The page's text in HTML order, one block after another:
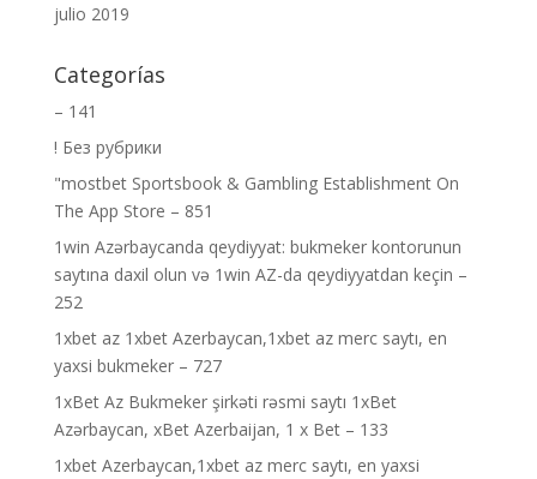
julio 2019
Categorías
– 141
! Без рубрики
"‎mostbet Sportsbook & Gambling Establishment On
The App Store – 851
1win Azərbaycanda qeydiyyat: bukmeker kontorunun
saytına daxil olun və 1win AZ-da qeydiyyatdan keçin –
252
1xbet az 1xbet Azerbaycan,1xbet az merc saytı, en
yaxsi bukmeker – 727
1xBet Az Bukmeker şirkəti rəsmi saytı 1xBet
Azərbaycan, xBet Azerbaijan, 1 x Bet – 133
1xbet Azerbaycan,1xbet az merc saytı, en yaxsi